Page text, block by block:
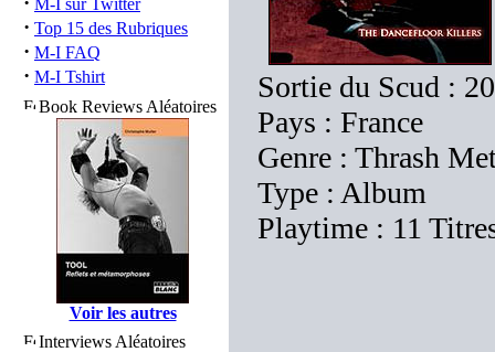
M-I sur Twitter
· Top 15 des Rubriques
· M-I FAQ
· M-I Tshirt
Book Reviews Aléatoires
Voir les autres
Interviews Aléatoires
Sortie du Scud :
Pays : France
Genre : Thrash
Type : Album
Playtime : 11